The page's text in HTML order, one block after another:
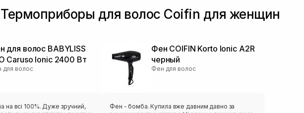
для волос Coifin для женщин
для волос BABYLISS
Caruso Ionic 2400 Вт
для волос
на всі 100%. Дуже зручний,
Фен COIFIN Korto Ionic A2R
черный
Фен для волос
Фен - бомба. Купила вже давним давно за